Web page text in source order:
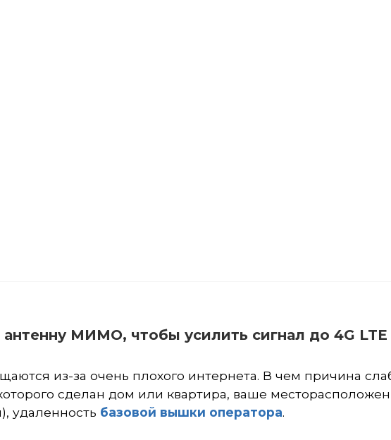
антенну МИМО, чтобы усилить сигнал до 4G LTE
из-за очень плохого интернета. В чем причина
сделан дом или квартира, ваше
), удаленность базовой вышки оператора.